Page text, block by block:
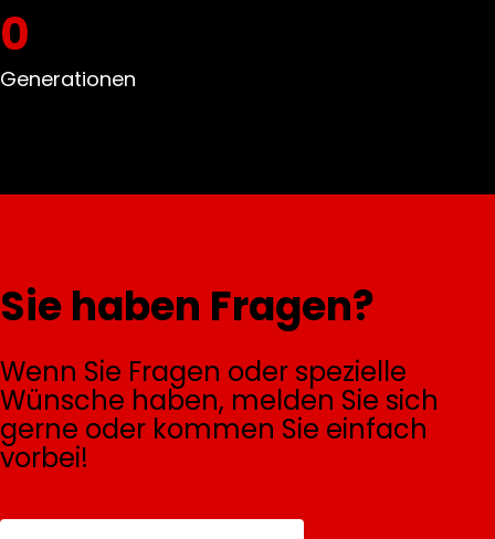
0
Generationen
Sie haben Fragen?
Wenn Sie Fragen oder spezielle
Wünsche haben, melden Sie sich
gerne oder kommen Sie einfach
vorbei!